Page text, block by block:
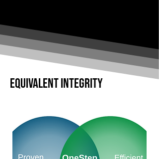
EQUIVALENT INTEGRITY